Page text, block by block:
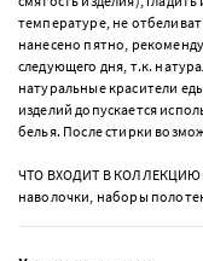
температуре, не
нанесено пятно,
следующего дня, т.к.
натуральные красители
изделий допускается
белья. После стирки
ЧТО ВХОДИТ В КОЛЛЕКЦИЮ:
наволочки, наборы